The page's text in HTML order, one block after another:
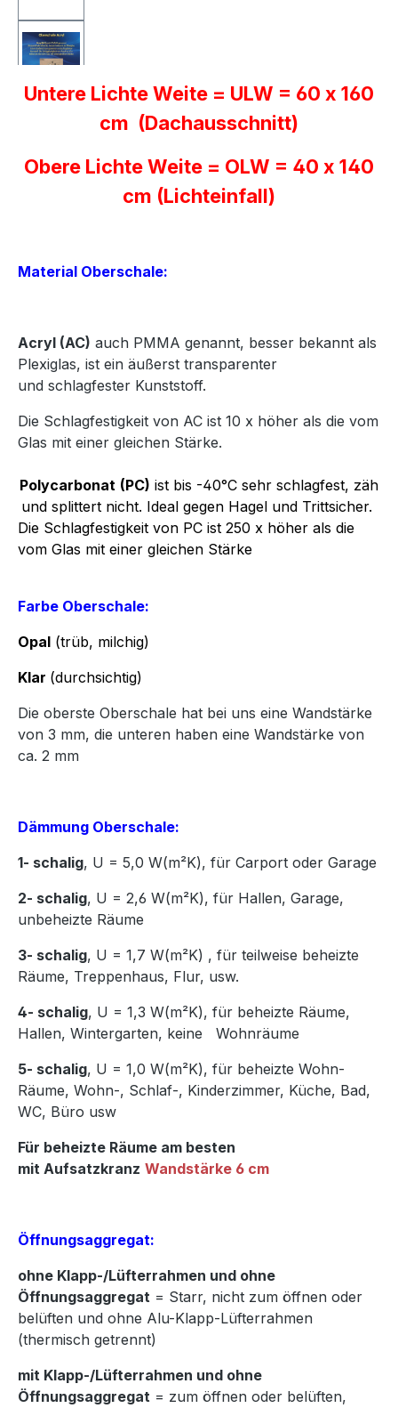
Untere Lichte Weite = ULW = 60 x 160
cm (Dachausschnitt)
Obere Lichte Weite = OLW = 40 x 140
cm (Lichteinfall)
Material Oberschale:
Acryl (AC) auch PMMA genannt, besser bekannt als
Plexiglas, ist ein äußerst transparenter
und schlagfester Kunststoff.
Die Schlagfestigkeit von AC ist 10 x höher als die vom
Glas mit einer gleichen Stärke.
Polycarbonat (PC) ist bis -40°C sehr schlagfest, zäh
und splittert nicht. Ideal gegen Hagel und Trittsicher.
Die Schlagfestigkeit von PC ist 250 x höher als die
vom Glas mit einer gleichen Stärke
Farbe Oberschale:
Opal (trüb, milchig)
Klar (durchsichtig)
Die oberste Oberschale hat bei uns eine Wandstärke
von 3 mm, die unteren haben eine Wandstärke von
ca. 2 mm
Dämmung Oberschale:
1- schalig, U = 5,0 W(m²K), für Carport oder Garage
2- schalig, U = 2,6 W(m²K), für Hallen, Garage,
unbeheizte Räume
3- schalig, U = 1,7 W(m²K) , für teilweise beheizte
Räume, Treppenhaus, Flur, usw.
4- schalig, U = 1,3 W(m²K), für beheizte Räume,
Hallen, Wintergarten, keine Wohnräume
5- schalig, U = 1,0 W(m²K), für beheizte Wohn-
Räume, Wohn-, Schlaf-, Kinderzimmer, Küche, Bad,
WC, Büro usw
Für beheizte Räume am besten
mit Aufsatzkranz Wandstärke 6 cm
Öffnungsaggregat:
ohne Klapp-/Lüfterrahmen und ohne
Öffnungsaggregat = Starr, nicht zum öffnen oder
belüften und ohne Alu-Klapp-Lüfterrahmen
(thermisch getrennt)
mit Klapp-/Lüfterrahmen und ohne
Öffnungsaggregat = zum öffnen oder belüften,